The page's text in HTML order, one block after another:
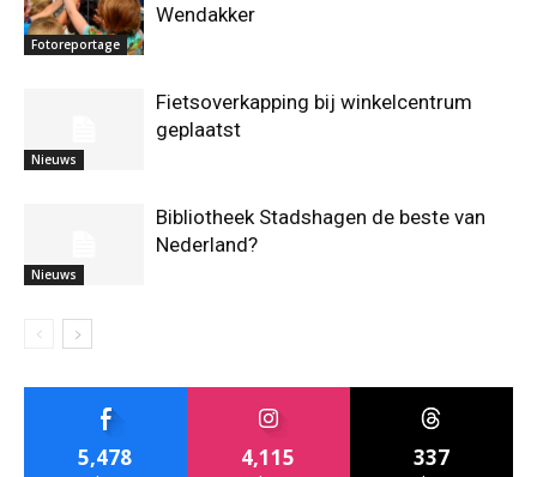
Fotoreportage
Wendakker
Nieuws
Fietsoverkapping bij winkelcentrum
geplaatst
Nieuws
Bibliotheek Stadshagen de beste van
Nederland?
5,478 4,115 337